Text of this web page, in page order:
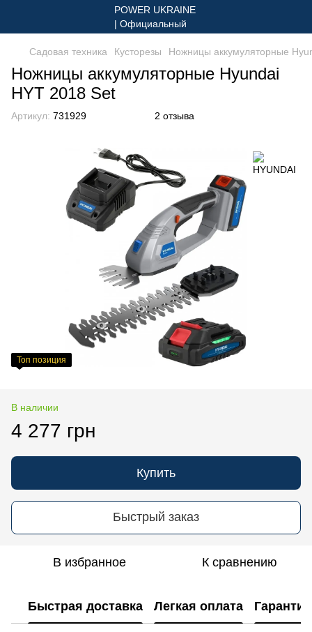
Садовая техника Кусторезы Ножницы аккумуляторные
Ножницы аккумуляторные Hyundai
HYT 2018 Set
Артикул: 731929 2 отзыва
Топ позиция
В наличии
4 277 грн
Купить
Быстрый заказ
В избранное К сравнению
Быстрая доставка Легкая оплата Гарантия